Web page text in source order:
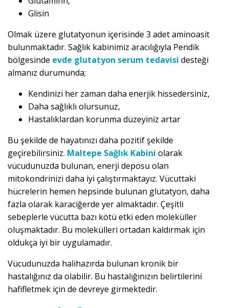
Glisin
Olmak üzere glutatyonun içerisinde 3 adet aminoasit
bulunmaktadır. Sağlık kabinimiz aracılığıyla Pendik
bölgesinde evde glutatyon serum tedavisi desteği
almanız durumunda;
Kendinizi her zaman daha enerjik hissedersiniz,
Daha sağlıklı olursunuz,
Hastalıklardan korunma düzeyiniz artar
Bu şekilde de hayatınızı daha pozitif şekilde
geçirebilirsiniz. Maltepe Sağlık Kabini olarak
vücudunuzda bulunan, enerji deposu olan
mitokondrinizi daha iyi çalıştırmaktayız. Vücuttaki
hücrelerin hemen hepsinde bulunan glutatyon, daha
fazla olarak karaciğerde yer almaktadır. Çeşitli
sebeplerle vücutta bazı kötü etki eden moleküller
oluşmaktadır. Bu molekülleri ortadan kaldırmak için
oldukça iyi bir uygulamadır.
Vücudunuzda halihazırda bulunan kronik bir
hastalığınız da olabilir. Bu hastalığınızın belirtilerini
hafifletmek için de devreye girmektedir.